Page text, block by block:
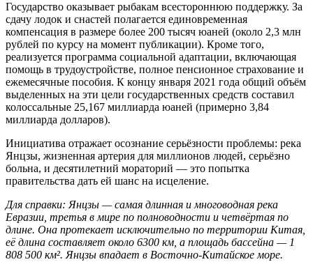
Государство оказывает рыбакам всестороннюю поддержку. За
сдачу лодок и снастей полагается единовременная
компенсация в размере более 200 тысяч юаней (около 2,3 млн
рублей по курсу на момент публикации). Кроме того,
реализуется программа социальной адаптации, включающая
помощь в трудоустройстве, полное пенсионное страхование и
ежемесячные пособия. К концу января 2021 года общий объём
выделенных на эти цели государственных средств составил
колоссальные 25,167 миллиарда юаней (примерно 3,84
миллиарда долларов).
Инициатива отражает осознание серьёзности проблемы: река
Янцзы, жизненная артерия для миллионов людей, серьёзно
больна, и десятилетний мораторий — это попытка
правительства дать ей шанс на исцеление.
Для справки: Янцзы — самая длинная и многоводная река
Евразии, третья в мире по полноводности и четвёртая по
длине. Она протекает исключительно по территории Китая,
её длина составляет около 6300 км, а площадь бассейна — 1
808 500 км². Янцзы впадает в Восточно-Китайское море.